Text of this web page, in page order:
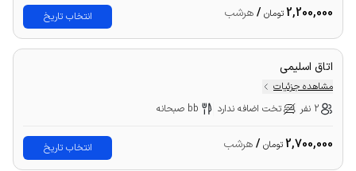
2,200,000تومان /هرشب انتخاب تاریخ
اتاق اسلیمی
مشاهده جزئیات
2 نفر
تخت اضافه ندارد bb صبحانه
2,700,000تومان /هرشب انتخاب تاریخ